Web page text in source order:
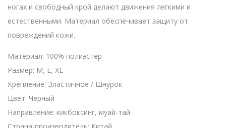
ногах и свободный крой делают движения легкими и
естественными. Материал обеспечивает защиту от
повреждений кожи.
Материал: 100% полиэстер
Размер: M, L, XL
Крепление: Эластичное / Шнурок
Цвет: Черный
Направление: кикбоксинг, муай-тай